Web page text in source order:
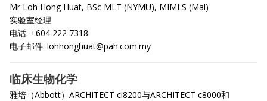
Mr Loh Hong Huat, BSc MLT (NYMU), MIMLS (Mal)
实验室经理
电话: +604 222 7318
电子邮件: lohhonghuat@pah.com.my
临床生物化学
雅培（Abbott）ARCHITECT ci8200与ARCHITECT c8000和